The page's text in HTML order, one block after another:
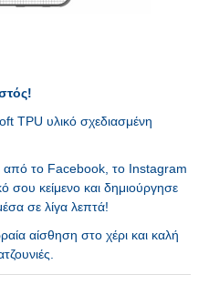
TPU υλικό σχεδιασμένη
από το Facebook, το Instagram
σου κείμενο και δημιούργησε
σε λίγα λεπτά!
αίσθηση στο χέρι και καλή